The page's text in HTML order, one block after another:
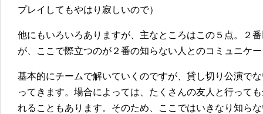
プレイしてもやはり寂しいので）
他にもいろいろありますが、主なところはこの５点。２
が、ここで際立つのが２番の知らない人とのコミュニケ
基本的にチームで解いていくのですが、貸し切り公演で
ってきます。場合によっては、たくさんの友人と行って
れることもあります。そのため、ここではいきなり知ら